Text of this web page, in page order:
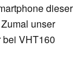
dieser
unser
bei VHT160